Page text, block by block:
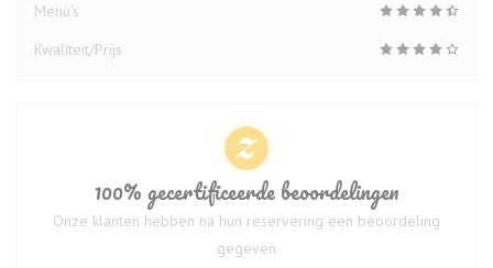
Menu's
Kwaliteit/Prijs
100% gecertificeerde beoordelingen
Onze klanten hebben na hun reservering een beoordeling
gegeven